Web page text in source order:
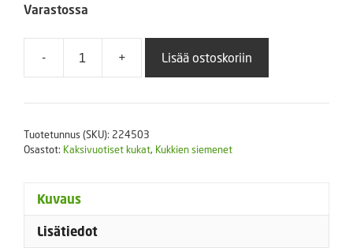
Varastossa
-
Siperianunikko
Gnome
s
+ Lisää ostoskoriin
Tuotetunnus (SKU): 224503
Osastot: Kaksivuotiset kukat, Kukkien siemenet
Kuvaus
Lisätiedot